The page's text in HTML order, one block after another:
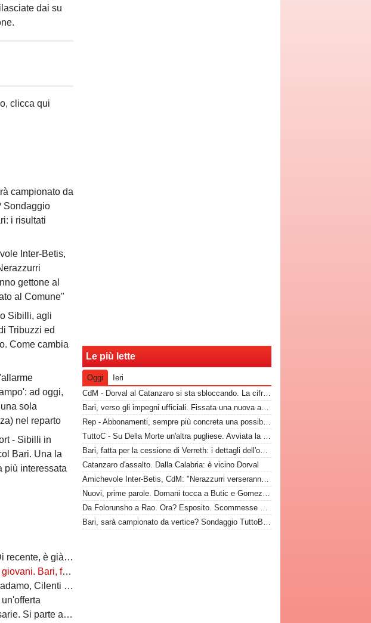
dai su
clicca qui
campionato da
Sondaggio
i risultati
Inter-Betis,
gettone al
al Comune"
Sibilli, agli
Tribuzzi ed
Come cambia
ad oggi,
sola
nel reparto
- Sibilli in
Bari. Una la
più interessata
due volte
bella: ti spiego come”
Della Morte piace al Foggia
a settembre
Le più lette
Oggi
Ieri
CdM - Dorval al Catanzaro si sta sbloccando. La cifra che il Bari incasserebbe
Bari, verso gli impegni ufficiali. Fissata una nuova amichevole
Rep - Abbonamenti, sempre più concreta una possibilità
TuttoC - Su Della Morte un'altra pugliese. Avviata la trattativa
Bari, fatta per la cessione di Verreth: i dettagli dell'operazione
Catanzaro d'assalto. Dalla Calabria: è vicino Dorval
Amichevole Inter-Betis, CdM: "Nerazzurri verseranno gettone al Bari. E verrà girato al Comune"
Nuovi, prime parole. Domani tocca a Butic e Gomez in conferenza
Da Folorunsho a Rao. Ora? Esposito. Scommesse vinte e altre perse sull'asse Napoli-Bari
Bari, sarà campionato da vertice? Sondaggio TuttoBari: i risultati provvisori